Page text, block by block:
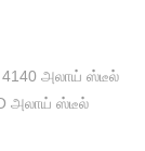
4140 அலாய் ஸ்டீல்
அலாய் ஸ்டீல்